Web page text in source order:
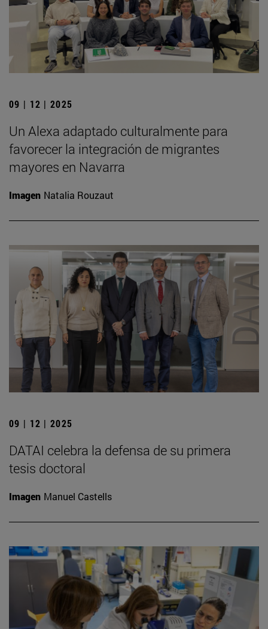
09 | 12 | 2025
Un Alexa adaptado culturalmente para
favorecer la integración de migrantes
mayores en Navarra
Imagen Natalia Rouzaut
09 | 12 | 2025
DATAI celebra la defensa de su primera
tesis doctoral
Imagen Manuel Castells